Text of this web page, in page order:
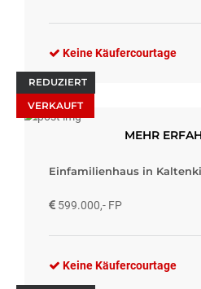
Keine Käufercourtage
VERKAUFT
REDUZIERT
MEHR
Einfamilienhaus in
599.000,- FP
Keine Käufercourtage